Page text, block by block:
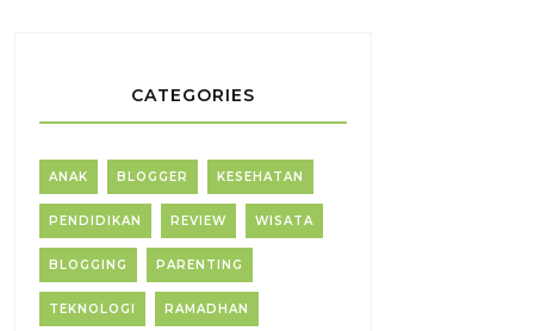
CATEGORIES
ANAK BLOGGER KESEHATAN
PENDIDIKAN REVIEW WISATA
BLOGGING PARENTING
TEKNOLOGI RAMADHAN